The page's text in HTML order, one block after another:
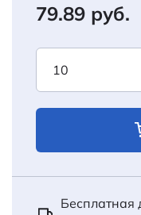
79.89 руб.
Бесплатная